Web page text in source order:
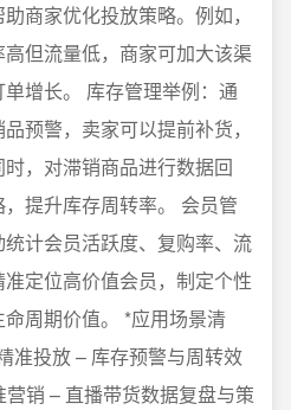
商家优化投放策略。例如，
但流量低，商家可加大该渠
增长。 库存管理举例：通
预警，卖家可以提前补货，
，对滞销商品进行数据回
提升库存周转率。 会员管
计会员活跃度、复购率、流
定位高价值会员，制定个性
周期价值。 *应用场景清
准投放 – 库存预警与周转效
销 – 直播带货数据复盘与策